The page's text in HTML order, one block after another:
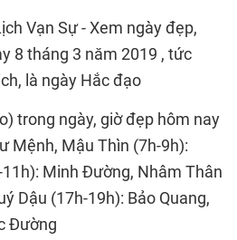
Vạn Sự - Xem ngày đẹp,
8 tháng 3 năm 2019 , tức
là ngày Hắc đạo
trong ngày, giờ đẹp hôm nay
Mệnh, Mậu Thìn (7h-9h):
Minh Đường, Nhâm Thân
Dậu (17h-19h): Bảo Quang,
Đường